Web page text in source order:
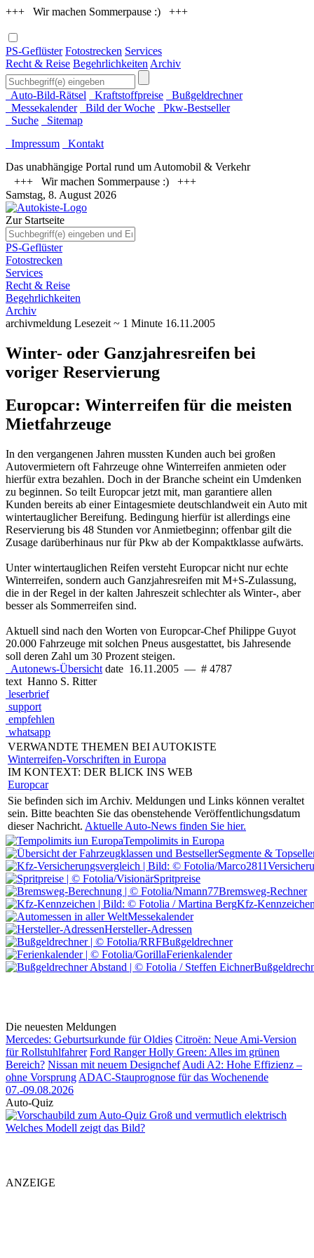
+++ Wir machen Sommerpause :) +++
PS-Geflüster Fotostrecken Services
Recht & Reise Begehrlichkeiten Archiv
Auto-Bild-Rätsel Kraftstoffpreise
Bußgeldrechner
Messekalender
Bild der Woche
Pkw-Bestseller
Suche
Sitemap
Impressum
Kontakt
Das unabhängige Portal rund um Automobil & Verkehr
+++ Wir machen Sommerpause :) +++
Samstag, 8. August 2026
Zur Startseite
PS-Geflüster
Fotostrecken
Services
Recht & Reise
Begehrlichkeiten
Archiv
archivmeldung Lesezeit ~ 1 Minute 16.11.2005
Winter- oder Ganzjahresreifen bei
voriger Reservierung
Europcar: Winterreifen für die meisten
Mietfahrzeuge
In den vergangenen Jahren mussten Kunden auch bei großen
Autovermietern oft Fahrzeuge ohne Winterreifen anmieten oder
hierfür extra bezahlen. Doch in der Branche scheint ein Umdenken
zu beginnen. So teilt Europcar jetzt mit, man garantiere allen
Kunden bereits ab einer Eintagesmiete deutschlandweit ein Auto mit
wintertauglicher Bereifung. Bedingung hierfür ist allerdings eine
Reservierung bis 48 Stunden vor Anmietbeginn; offenbar gilt die
Zusage darüberhinaus nur für Pkw ab der Kompaktklasse aufwärts.
Unter wintertauglichen Reifen versteht Europcar nicht nur echte
Winterreifen, sondern auch Ganzjahresreifen mit M+S-Zulassung,
die in der Regel in der kalten Jahreszeit schlechter als Winter-, aber
besser als Sommerreifen sind.
Aktuell sind nach den Worten von Europcar-Chef Philippe Guyot
20.000 Fahrzeuge mit solchen Pneus ausgestattet, bis Jahresende
soll deren Zahl um 30 Prozent steigen.
Autonews-Übersicht date 16.11.2005 — # 4787
text Hanno S. Ritter
leserbrief
support
empfehlen
whatsapp
VERWANDTE THEMEN BEI AUTOKISTE
Winterreifen-Vorschriften in Europa
IM KONTEXT: DER BLICK INS WEB
Europcar
Sie befinden sich im Archiv. Meldungen und Links können veraltet
sein. Bitte beachten Sie das obenstehende Veröffentlichungsdatum
dieser Nachricht. Aktuelle Auto-News finden Sie hier.
Tempolimits in Europa
Segmente &
Spritpreise
Bremsweg-Rechner
Kfz-
Messekalender
Hersteller-Adressen
Bußgeldrechner
Ferienkalender
Die neuesten Meldungen
Mercedes: Geburtsurkunde für Oldies Citroën: Neue Ami-Version
für Rollstuhlfahrer Ford Ranger Holly Green: Alles im grünen
Bereich? Nissan mit neuem Designchef Audi A2: Hohe Effizienz –
ohne Vorsprung ADAC-Stauprognose für das Wochenende
07.-09.08.2026
Auto-Quiz
Groß und vermutlich elektrisch
Welches Modell zeigt das Bild?
ANZEIGE